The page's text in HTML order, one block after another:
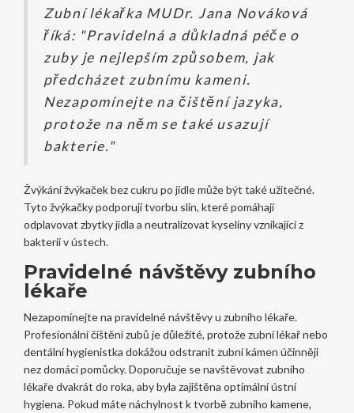
Zubní lékařka MUDr. Jana Nováková
říká: "Pravidelná a důkladná péče o
zuby je nejlepším způsobem, jak
předcházet zubnímu kameni.
Nezapomínejte na čištění jazyka,
protože na něm se také usazují
bakterie."
Žvýkání žvýkaček bez cukru po jídle může být také užitečné.
Tyto žvýkačky podporují tvorbu slin, které pomáhají
odplavovat zbytky jídla a neutralizovat kyseliny vznikající z
bakterií v ústech.
Pravidelné návštěvy zubního
lékaře
Nezapomínejte na pravidelné návštěvy u zubního lékaře.
Profesionální čištění zubů je důležité, protože zubní lékař nebo
dentální hygienistka dokážou odstranit zubní kámen účinněji
nez domácí pomůcky. Doporučuje se navštěvovat zubního
lékaře dvakrát do roka, aby byla zajištěna optimální ústní
hygiena. Pokud máte náchylnost k tvorbě zubního kamene,